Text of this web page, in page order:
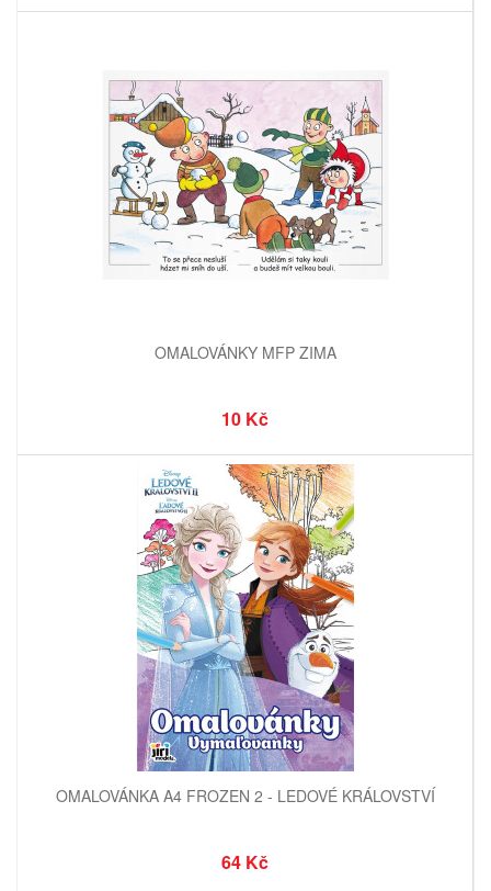
OMALOVÁNKY MFP ZIMA
10 Kč
OMALOVÁNKA A4 FROZEN 2 - LEDOVÉ KRÁLOVSTVÍ
64 Kč